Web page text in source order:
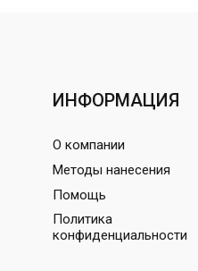
ИНФОРМАЦИЯ
О компании
Методы нанесения
Помощь
Политика
конфиденциальности